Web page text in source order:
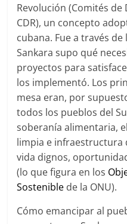
Revolución (Comités de
CDR), un concepto
cubana. Fue a través
Sankara supo qué
proyectos para
los implementó. Los
mesa eran, por
todos los pueblos del
soberanía alimentaria,
limpia e infraestructura
vida dignos,
(lo que figura en los
Sostenible de la ONU).
Cómo emancipar al